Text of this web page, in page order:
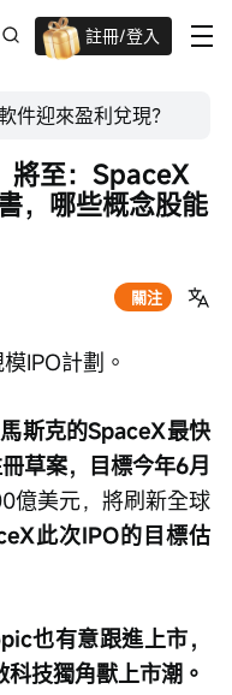
註冊/登入
迎新驚喜賞 股票/BTC等任你揀!
件迎來盈利兌現？
關注
將至：SpaceX
，哪些概念股能
IPO計劃。
馬斯克的SpaceX最快
草案，目標今年6月
億美元，將刷新全球
此次IPO的目標估
也有意跟進上市，
技獨角獸上市潮。